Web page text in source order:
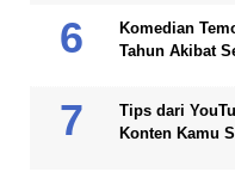
Komedian
Tahun Akibat
Tips dari
Konten Kamu